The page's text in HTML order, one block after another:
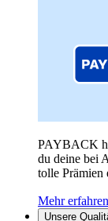
PAYBACK
du deine bei
tolle Prämien
Mehr erfahren
Unsere